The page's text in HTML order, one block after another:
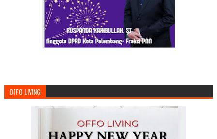
OFFO LIVING